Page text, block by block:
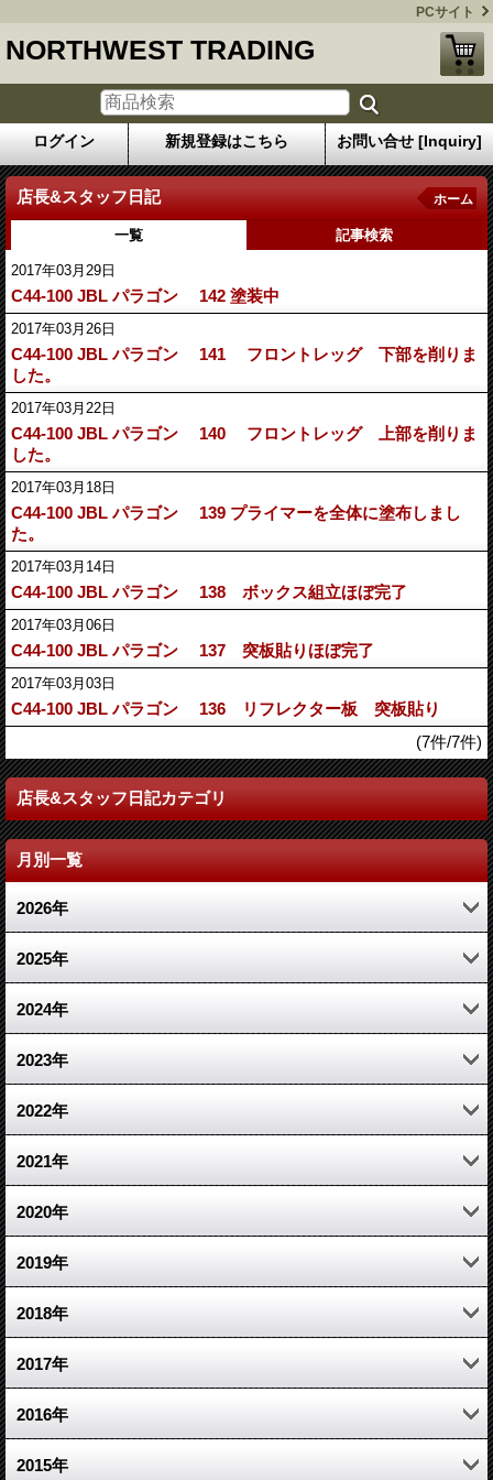
PCサイト
NORTHWEST TRADING
ログイン 新規登録はこちら お問い合せ [Inquiry]
店長&スタッフ日記 ホーム
一覧 記事検索
2017年03月29日
C44-100 JBL パラゴン 142 塗装中
2017年03月26日
C44-100 JBL パラゴン 141 フロントレッグ 下部を削りま
した。
2017年03月22日
C44-100 JBL パラゴン 140 フロントレッグ 上部を削りま
した。
2017年03月18日
C44-100 JBL パラゴン 139 プライマーを全体に塗布しまし
た。
2017年03月14日
C44-100 JBL パラゴン 138 ボックス組立ほぼ完了
2017年03月06日
C44-100 JBL パラゴン 137 突板貼りほぼ完了
2017年03月03日
C44-100 JBL パラゴン 136 リフレクター板 突板貼り
(7件/7件)
店長&スタッフ日記カテゴリ
月別一覧
2026年
7月 (7)
5月 (2)
4月 (2)
3月 (2)
2月 (1)
2025年
12月 (2)
11月 (2)
10月 (2)
9月 (2)
8月 (3)
7月 (3)
6月 (5)
5月 (7)
4月 (6)
3月 (5)
2024年
11月 (2)
5月 (1)
4月 (1)
1月 (1)
2023年
6月 (1)
5月 (3)
4月 (4)
3月 (4)
2月 (3)
1月 (5)
2022年
12月 (6)
11月 (6)
10月 (6)
9月 (5)
8月 (4)
7月 (7)
6月 (5)
2021年
12月 (11)
11月 (5)
10月 (4)
9月 (8)
8月 (5)
7月 (5)
2020年
12月 (5)
11月 (4)
10月 (5)
9月 (5)
8月 (7)
2019年
12月 (6)
11月 (10)
10月 (5)
9月 (7)
2018年
12月 (5)
11月 (8)
10月 (6)
2017年
12月 (3)
11月 (1)
2016年
12月 (6)
2015年